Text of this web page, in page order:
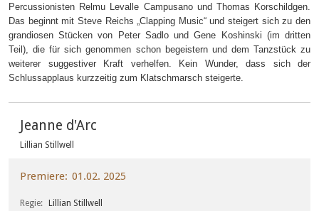
Percussionisten Relmu Levalle Campusano und Thomas Korschildgen.
Das beginnt mit Steve Reichs „Clapping Music“ und steigert sich zu den
grandiosen Stücken von Peter Sadlo und Gene Koshinski (im dritten
Teil), die für sich genommen schon begeistern und dem Tanzstück zu
weiterer suggestiver Kraft verhelfen. Kein Wunder, dass sich der
Schlussapplaus kurzzeitig zum Klatschmarsch steigerte.
Jeanne d'Arc
Lillian Stillwell
Premiere 01.02. 2025
Regie
Lillian Stillwell